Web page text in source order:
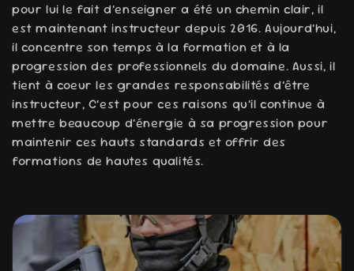
pour lui le fait d’enseigner a été un chemin clair, il
est maintenant instructeur depuis 2016. Aujourd’hui,
il concentre son temps à la formation et à la
progression des professionnels du domaine. Aussi, il
tient à coeur les grandes responsabilités d’être
instructeur, C’est pour ces raisons qu’il continue à
mettre beaucoup d’énergie à sa progression pour
maintenir ces hauts standards et offrir des
formations de hautes qualités.